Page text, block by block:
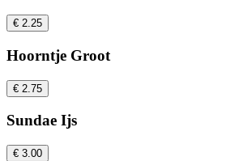
€ 2.25
Hoorntje Groot
€ 2.75
Sundae Ijs
€ 3.00